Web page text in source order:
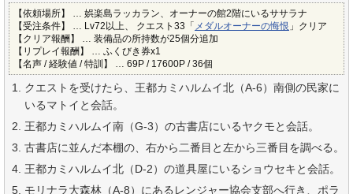
【依頼場所】 … 娯楽島ラッカラン、オーナーの館2階にいるササラナ
【受注条件】 … Lv72以上、 クエスト33「 メダルオーナーの悔恨 」クリア
【クリア報酬】 … 装備品の所持数が25個分追加
【リプレイ報酬】 … ふくびき券x1
【名声 / 経験値 / 特訓】 … 69P / 17600P / 36個
クエストを受けたら、王都カミハルムイ北（A-6）南側の民家に
いるマトイと会話。
王都カミハルムイ南（G-3）の古書店にいるヤクモと会話。
古書店に並んだ本棚の、右から二番目と左から三番目を調べる。
王都カミハルムイ北（D-2）の道具屋にいるショウセキと会話。
モリナラ大森林（A-8）にあるレンジャー協会支部へ行き、ポラ